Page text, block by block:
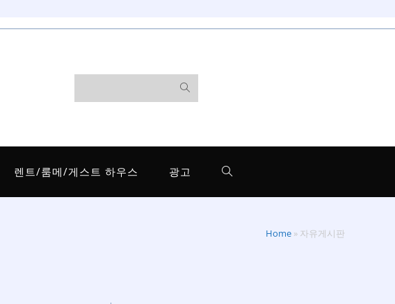
렌트/룸메/게스트 하우스 광고
Home » 자유게시판